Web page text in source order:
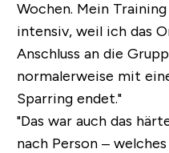
Wochen. Mein
intensiv, weil ich das
Anschluss an die
normalerweise mit
Sparring endet."
"Das war auch das
nach Person –